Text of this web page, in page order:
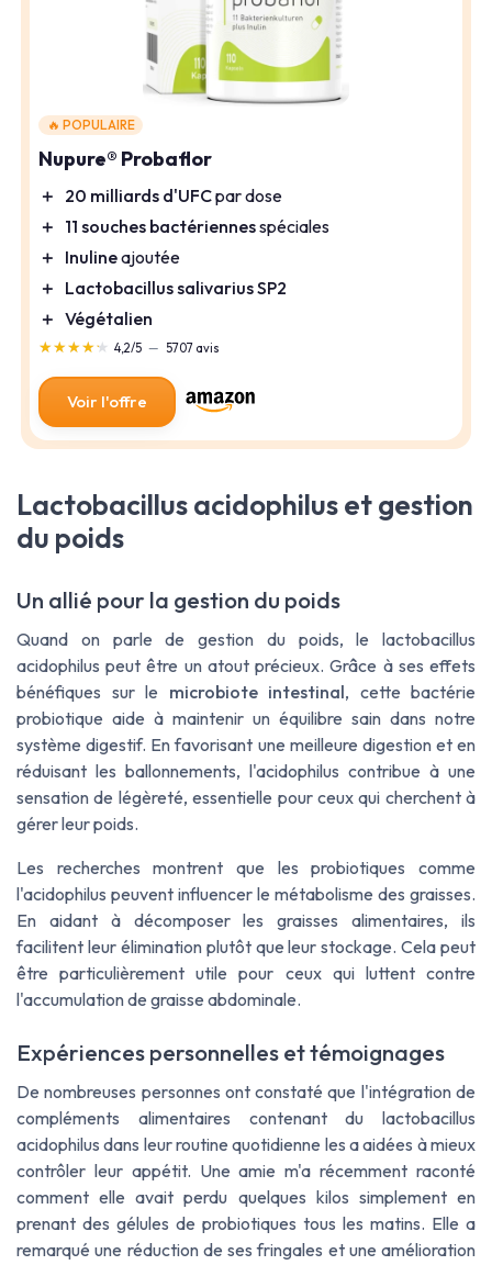
🔥 POPULAIRE
Nupure® Probaflor
＋ 20 milliards d'UFCpar dose
＋ 11 souches bactériennesspéciales
＋ Inulineajoutée
＋ Lactobacillus salivarius SP2
＋ Végétalien
★★★★★
★★★★★ 4,2/5 — 5707 avis
Voir l'offre
Lactobacillus acidophilus et gestion
du poids
Un allié pour la gestion du poids
Quand on parle de gestion du poids, le lactobacillus
acidophilus peut être un atout précieux. Grâce à ses effets
bénéfiques sur le microbiote intestinal, cette bactérie
probiotique aide à maintenir un équilibre sain dans notre
système digestif. En favorisant une meilleure digestion et en
réduisant les ballonnements, l'acidophilus contribue à une
sensation de légèreté, essentielle pour ceux qui cherchent à
gérer leur poids.
Les recherches montrent que les probiotiques comme
l'acidophilus peuvent influencer le métabolisme des graisses.
En aidant à décomposer les graisses alimentaires, ils
facilitent leur élimination plutôt que leur stockage. Cela peut
être particulièrement utile pour ceux qui luttent contre
l'accumulation de graisse abdominale.
Expériences personnelles et témoignages
De nombreuses personnes ont constaté que l'intégration de
compléments alimentaires contenant du lactobacillus
acidophilus dans leur routine quotidienne les a aidées à mieux
contrôler leur appétit. Une amie m'a récemment raconté
comment elle avait perdu quelques kilos simplement en
prenant des gélules de probiotiques tous les matins. Elle a
remarqué une réduction de ses fringales et une amélioration